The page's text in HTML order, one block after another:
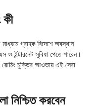
কী
গ্রাহক বিদেশে অবস্থান
ও ইন্টারনেট সুবিধা পেতে পারেন।
রোমিং চুক্তির আওতায় এই সেবা
নিশ্চিত করবেন